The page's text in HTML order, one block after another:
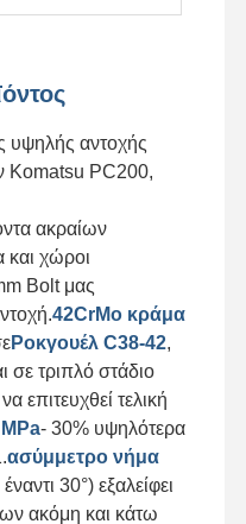
υψηλής αντοχής
Komatsu PC200,
ακραίων
χώροι
Bolt μας
42CrMo κράμα
Ροκγουέλ C38-42,
σε τριπλό στάδιο
επιτευχθεί τελική
- 30% υψηλότερα
ασύμμετρο νήμα
30°) εξαλείφει
ακόμη και κάτω